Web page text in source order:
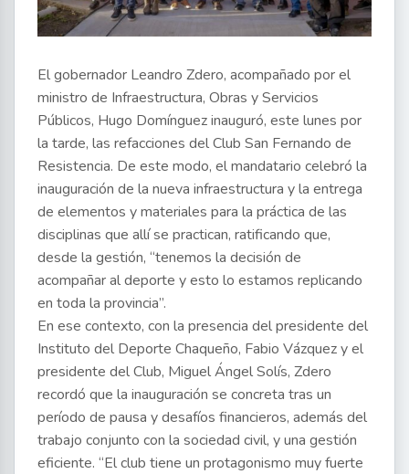
El gobernador Leandro Zdero, acompañado por el
ministro de Infraestructura, Obras y Servicios
Públicos, Hugo Domínguez inauguró, este lunes por
la tarde, las refacciones del Club San Fernando de
Resistencia. De este modo, el mandatario celebró la
inauguración de la nueva infraestructura y la entrega
de elementos y materiales para la práctica de las
disciplinas que allí se practican, ratificando que,
desde la gestión, “tenemos la decisión de
acompañar al deporte y esto lo estamos replicando
en toda la provincia”.
En ese contexto, con la presencia del presidente del
Instituto del Deporte Chaqueño, Fabio Vázquez y el
presidente del Club, Miguel Ángel Solís, Zdero
recordó que la inauguración se concreta tras un
período de pausa y desafíos financieros, además del
trabajo conjunto con la sociedad civil, y una gestión
eficiente. “El club tiene un protagonismo muy fuerte